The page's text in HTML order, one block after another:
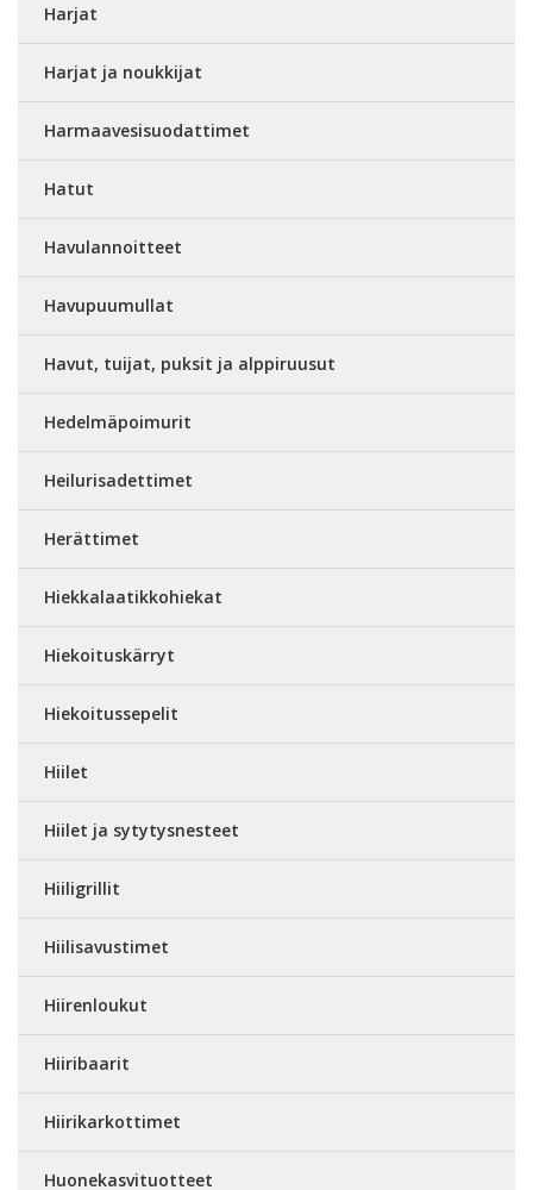
Harjat
Harjat ja noukkijat
Harmaavesisuodattimet
Hatut
Havulannoitteet
Havupuumullat
Havut, tuijat, puksit ja alppiruusut
Hedelmäpoimurit
Heilurisadettimet
Herättimet
Hiekkalaatikkohiekat
Hiekoituskärryt
Hiekoitussepelit
Hiilet
Hiilet ja sytytysnesteet
Hiiligrillit
Hiilisavustimet
Hiirenloukut
Hiiribaarit
Hiirikarkottimet
Huonekasvituotteet